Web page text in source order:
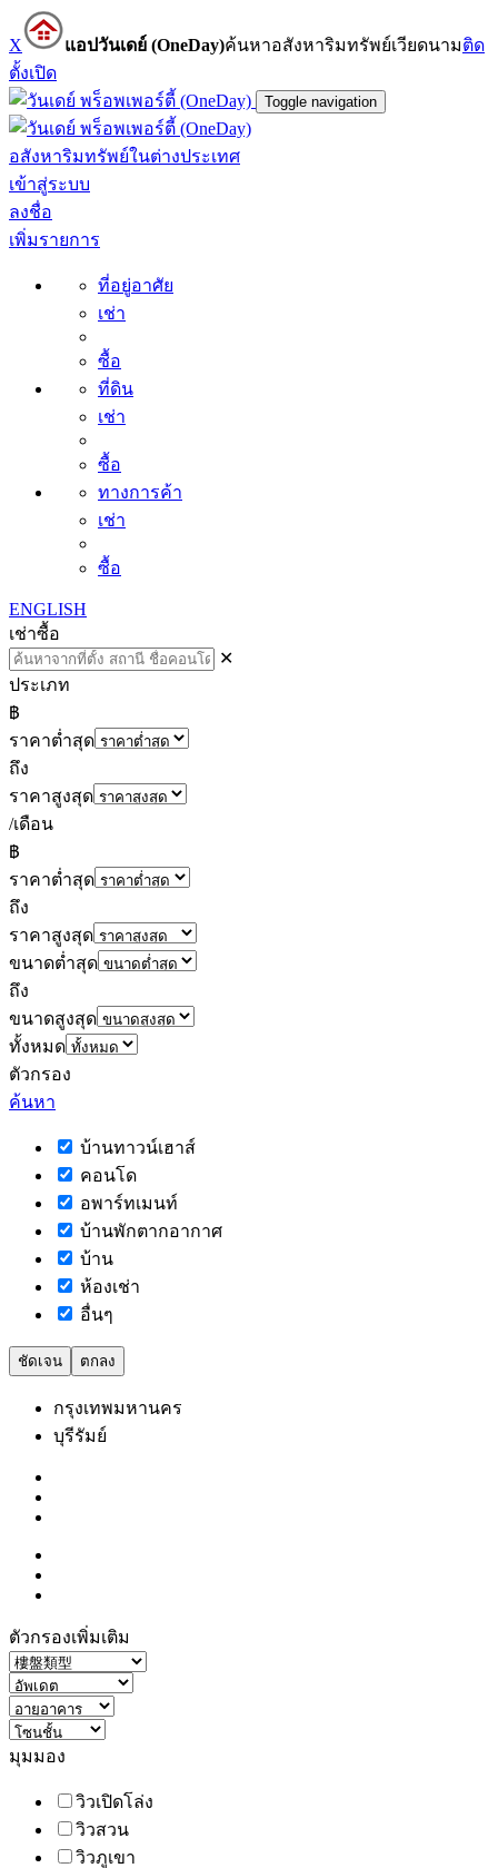
X แอปวันเดย์ (OneDay)ค้นหาอสังหาริมทรัพย์เวียดนามติด
ตั้งเปิด
Toggle navigation
อสังหาริมทรัพย์ในต่างประเทศ
เข้าสู่ระบบ
ลงชื่อ
เพิ่มรายการ
ที่อยู่อาศัย
เช่า
ซื้อ
ที่ดิน
เช่า
ซื้อ
ทางการค้า
เช่า
ซื้อ
ENGLISH
เช่าซื้อ
✕
ประเภท
฿
ราคาต่ำสุด
ถึง
ราคาสูงสุด
/เดือน
฿
ราคาต่ำสุด
ถึง
ราคาสูงสุด
ขนาดต่ำสุด
ถึง
ขนาดสูงสุด
ทั้งหมด
ตัวกรอง
ค้นหา
บ้านทาวน์เฮาส์
คอนโด
อพาร์ทเมนท์
บ้านพักตากอากาศ
บ้าน
ห้องเช่า
อื่นๆ
ชัดเจน ตกลง
กรุงเทพมหานคร
บุรีรัมย์
ตัวกรองเพิ่มเติม
มุมมอง
วิวเปิดโล่ง
วิวสวน
วิวภูเขา